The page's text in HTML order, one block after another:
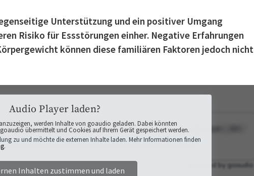
Unterstützung und ein positiver Umgang
Risiko für Essstörungen einher. Negative Erfahrungen
können diese familiären Faktoren jedoch nicht
Audio Player laden?
werden Inhalte von goaudio geladen. Dabei könnten
übermittelt und Cookies auf Ihrem Gerät gespeichert werden.
zu und möchte die externen Inhalte laden. Mehr Informationen finden
.
Inhalten zustimmen und laden